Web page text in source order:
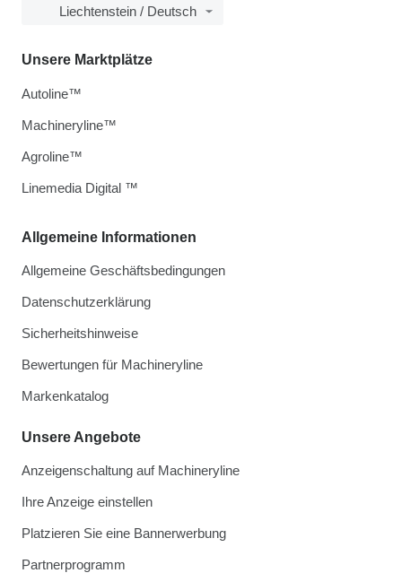
Liechtenstein / Deutsch
Allgemeine Informationen
Allgemeine Geschäftsbedingungen
Datenschutzerklärung
Sicherheitshinweise
Bewertungen für Machineryline
Markenkatalog
Unsere Angebote
Anzeigenschaltung auf Machineryline
Ihre Anzeige einstellen
Platzieren Sie eine Bannerwerbung
Partnerprogramm
Unsere Marktplätze
Autoline™
Machineryline™
Agroline™
Linemedia Digital ™